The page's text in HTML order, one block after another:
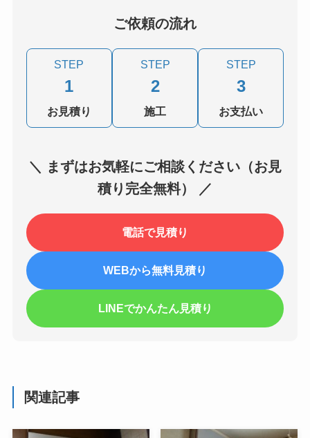
ご依頼の流れ
STEP
1
お見積り
STEP
2
施工
STEP
3
お支払い
＼ まずはお気軽にご相談ください（お見
積り完全無料） ／
電話で見積り
WEBから無料見積り
LINEでかんたん見積り
関連記事